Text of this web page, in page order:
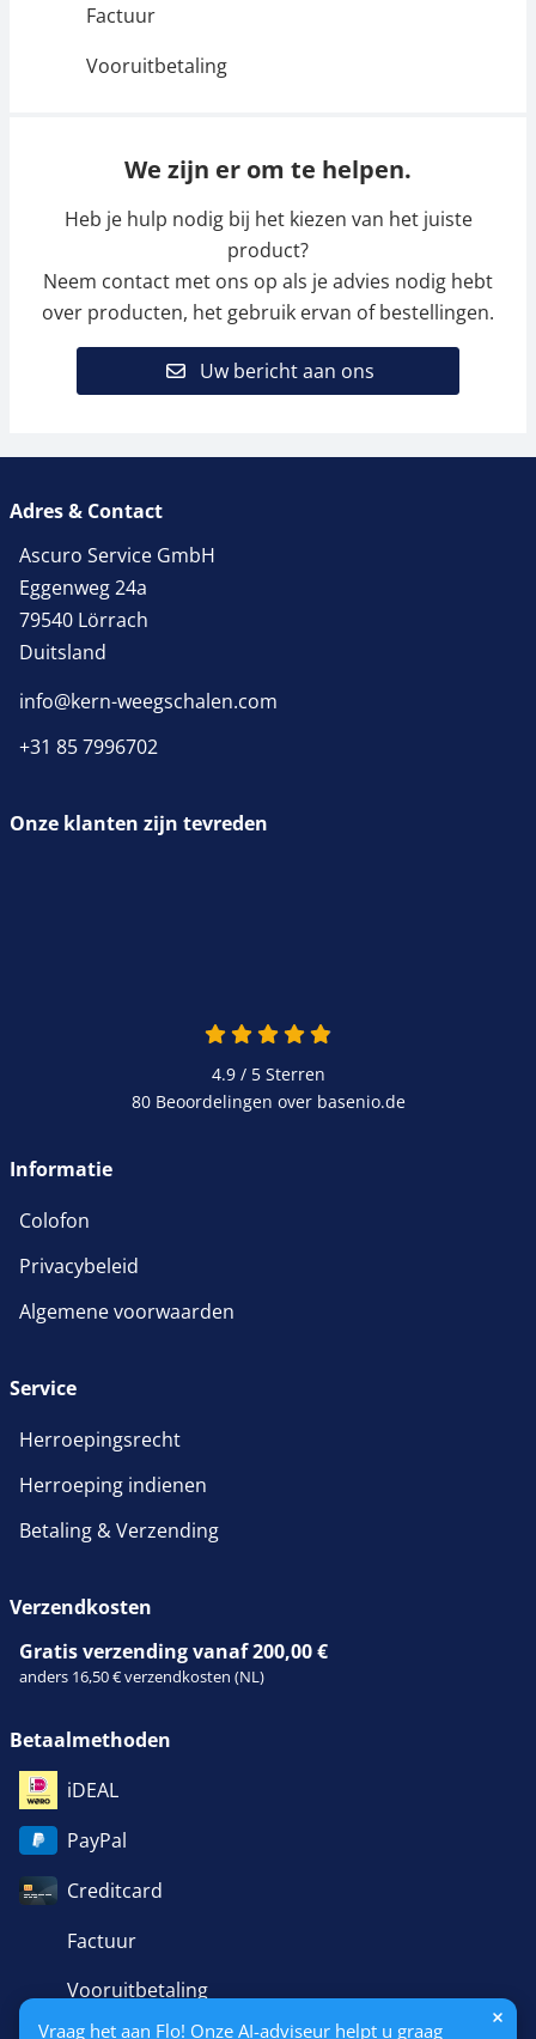
Factuur
Vooruitbetaling
We zijn er om te helpen.
Heb je hulp nodig bij het kiezen van het juiste
product?
Neem contact met ons op als je advies nodig hebt
over producten, het gebruik ervan of bestellingen.
Uw bericht aan ons
Vraag het aan Flo! Onze AI-adviseur helpt u graag
Adres & Contact
Ascuro Service GmbH
Eggenweg 24a
79540 Lörrach
Duitsland
info@kern-weegschalen.com
+31 85 7996702
Onze klanten zijn tevreden
4.9 / 5Sterren
80 Beoordelingen over basenio.de
Informatie
Colofon
Privacybeleid
Algemene voorwaarden
Service
Herroepingsrecht
Herroeping indienen
Betaling & Verzending
Verzendkosten
Gratis verzending vanaf 200,00 €
anders 16,50 € verzendkosten (NL)
Betaalmethoden
iDEAL
PayPal
Creditcard
Factuur
Vooruitbetaling